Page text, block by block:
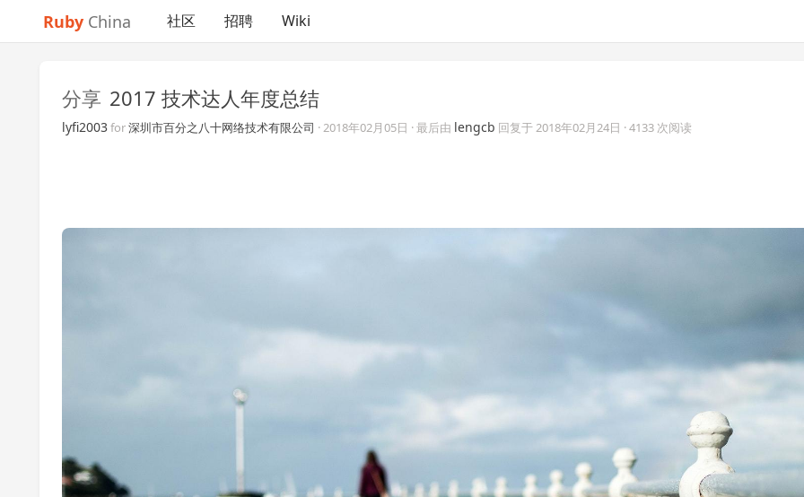
Ruby China 社区 招聘 Wiki
分享 2017 技术达人年度总结
lyfi2003for深圳市百分之八十网络技术有限公司 ·2018年02月05日 · 最后由 lengcb 回复于2018年02月24日 · 4133 次阅读